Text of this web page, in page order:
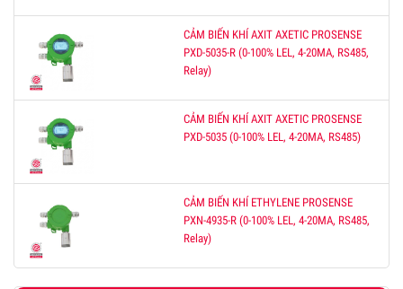
CẢM BIẾN KHÍ AXIT AXETIC PROSENSE
PXD-5035-R (0-100% LEL, 4-20MA, RS485,
Relay)
CẢM BIẾN KHÍ AXIT AXETIC PROSENSE
PXD-5035 (0-100% LEL, 4-20MA, RS485)
CẢM BIẾN KHÍ ETHYLENE PROSENSE
PXN-4935-R (0-100% LEL, 4-20MA, RS485,
Relay)